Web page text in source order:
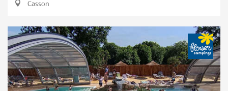
Casson